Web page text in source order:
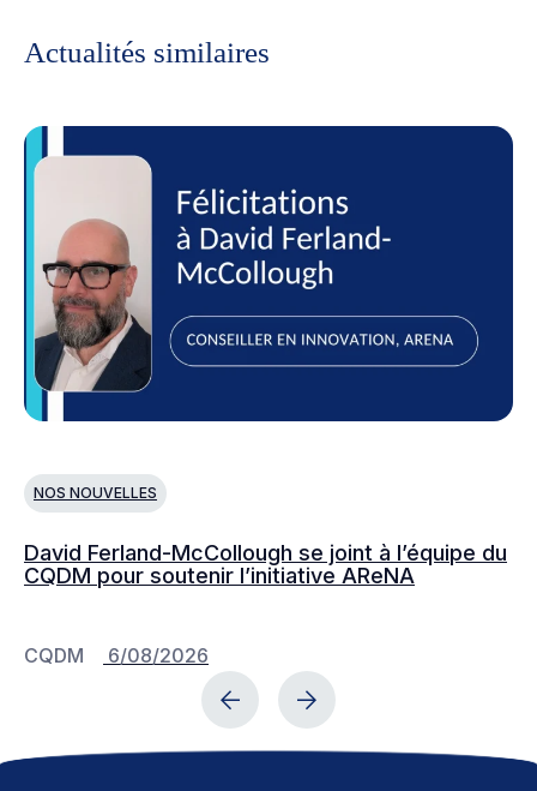
Actualités similaires
NOS NOUVELLES
David Ferland-McCollough se joint à l’équipe du
CQDM pour soutenir l’initiative AReNA
CQDM 6/08/2026